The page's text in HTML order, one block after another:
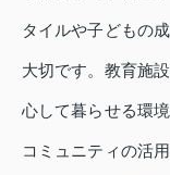
タイルや子どもの
大切です。教育施
心して暮らせる環
コミュニティの活